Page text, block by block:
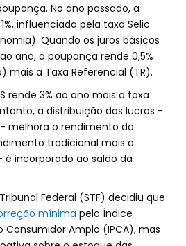
No ano passado, a
influenciada pela taxa Selic
Quando os juros básicos
ano, a poupança rende 0,5%
mais a Taxa Referencial (TR).
rende 3% ao ano mais a taxa
a distribuição dos lucros -
melhora o rendimento do
tradicional mais a
incorporado ao saldo da
Federal (STF) decidiu que
mínima pelo Índice
Consumidor Amplo (IPCA), mas